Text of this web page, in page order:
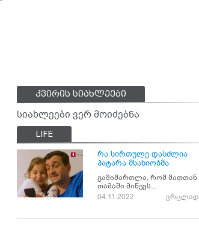
კვირის სიახლეები
სიახლეები ვერ მოიძებნა
LIFE
რა სირთულე დასძლია
პატარა მსახიობმა
გამიმართლა, რომ მათთან
თამაში მიწევს...
04.11.2022
ვრცლად